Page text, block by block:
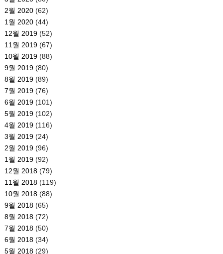
2월 2020(62)
1월 2020(44)
12월 2019(52)
11월 2019(67)
10월 2019(88)
9월 2019(80)
8월 2019(89)
7월 2019(76)
6월 2019(101)
5월 2019(102)
4월 2019(116)
3월 2019(24)
2월 2019(96)
1월 2019(92)
12월 2018(79)
11월 2018(119)
10월 2018(88)
9월 2018(65)
8월 2018(72)
7월 2018(50)
6월 2018(34)
5월 2018(29)